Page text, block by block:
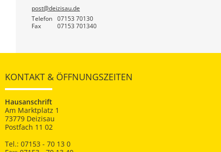
post@deizisau.de
Telefon
07153 70130
Fax 07153 701340
KONTAKT & ÖFFNUNGSZEITEN
Hausanschrift
Am Marktplatz 1
73779 Deizisau
Postfach 11 02
Tel.: 07153 - 70 13 0